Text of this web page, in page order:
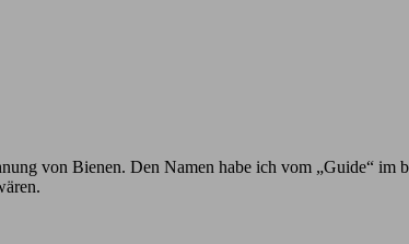
von Bienen. Den Namen habe ich vom „Guide“ im